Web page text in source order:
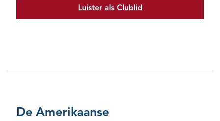
Luister als Clublid
De Amerikaanse